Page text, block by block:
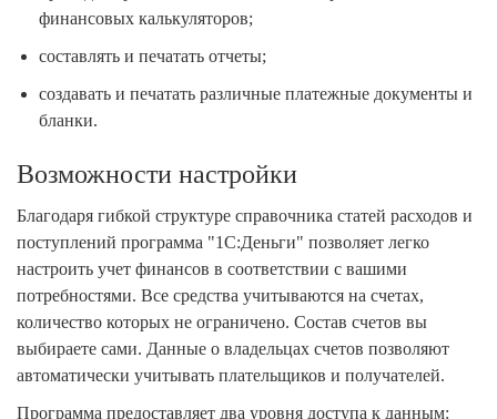
финансовых калькуляторов;
составлять и печатать отчеты;
создавать и печатать различные платежные документы и
бланки.
Возможности настройки
Благодаря гибкой структуре справочника статей расходов и
поступлений программа "1С:Деньги" позволяет легко
настроить учет финансов в соответствии с вашими
потребностями. Все средства учитываются на счетах,
количество которых не ограничено. Состав счетов вы
выбираете сами. Данные о владельцах счетов позволяют
автоматически учитывать плательщиков и получателей.
Программа предоставляет два уровня доступа к данным: